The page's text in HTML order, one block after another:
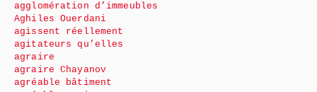
agglomération d’immeubles
Aghiles Ouerdani
agissent réellement
agitateurs qu’elles
agraire
agraire Chayanov
agréable bâtiment